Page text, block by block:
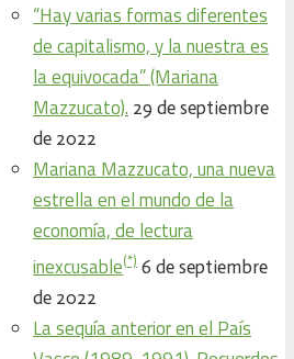
“Hay varias formas diferentes
de capitalismo, y la nuestra es
la equivocada” (Mariana
Mazzucato). 29 de septiembre
de 2022
Mariana Mazzucato, una nueva
estrella en el mundo de la
economía, de lectura
inexcusable(*) 6 de septiembre
de 2022
La sequía anterior en el País